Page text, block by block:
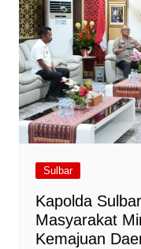
Sulbar
Kapolda
Masyarakat
Kemajuan